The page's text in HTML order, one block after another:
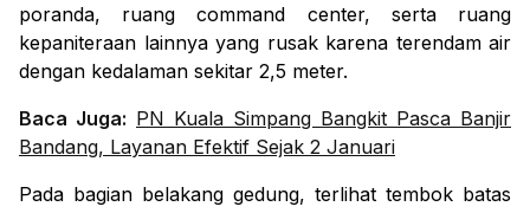
poranda, ruang command center, serta ruang
kepaniteraan lainnya yang rusak karena terendam air
dengan kedalaman sekitar 2,5 meter.
Baca Juga: PN Kuala Simpang Bangkit Pasca Banjir
Bandang, Layanan Efektif Sejak 2 Januari
Pada bagian belakang gedung, terlihat tembok batas